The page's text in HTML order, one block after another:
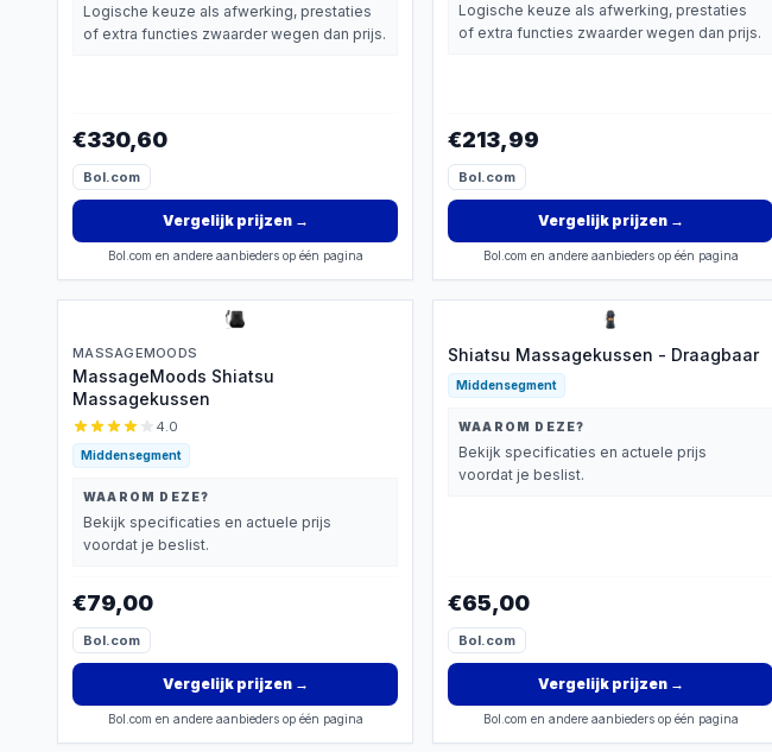
Logische keuze als afwerking, prestaties
of extra functies zwaarder wegen dan prijs.
€330,60
Bol.com
Vergelijk prijzen→
Bol.com en andere aanbieders op één pagina
Logische keuze als afwerking, prestaties
of extra functies zwaarder wegen dan prijs.
€213,99
Bol.com
Vergelijk prijzen→
Bol.com en andere aanbieders op één pagina
MASSAGEMOODS
MassageMoods Shiatsu
Massagekussen
4.0
Middensegment
WAAROM DEZE?
Bekijk specificaties en actuele prijs
voordat je beslist.
€79,00
Bol.com
Vergelijk prijzen→
Bol.com en andere aanbieders op één pagina
Shiatsu Massagekussen - Draagbaar
Middensegment
WAAROM DEZE?
Bekijk specificaties en actuele prijs
voordat je beslist.
€65,00
Bol.com
Vergelijk prijzen→
Bol.com en andere aanbieders op één pagina